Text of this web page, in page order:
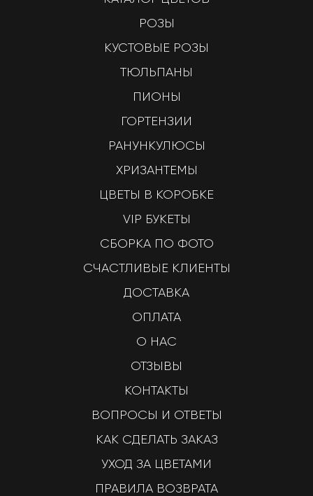
РОЗЫ
КУСТОВЫЕ РОЗЫ
ТЮЛЬПАНЫ
ПИОНЫ
ГОРТЕНЗИИ
РАНУНКУЛЮСЫ
ХРИЗАНТЕМЫ
ЦВЕТЫ В КОРОБКЕ
VIP БУКЕТЫ
СБОРКА ПО ФОТО
СЧАСТЛИВЫЕ КЛИЕНТЫ
ДОСТАВКА
ОПЛАТА
О НАС
ОТЗЫВЫ
КОНТАКТЫ
ВОПРОСЫ И ОТВЕТЫ
КАК СДЕЛАТЬ ЗАКАЗ
УХОД ЗА ЦВЕТАМИ
ПРАВИЛА ВОЗВРАТА